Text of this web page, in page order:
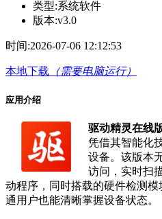
类型:系统软件
版本:v3.0
时间:2026-07-06 12:12:53
本地下载 （需要电脑运行）
应用介绍
驱动精灵在线
凭借其智能化
设备。该版本
访问，实时扫
动程序，同时搭载的硬件检测
通用户也能清晰掌握设备状态。